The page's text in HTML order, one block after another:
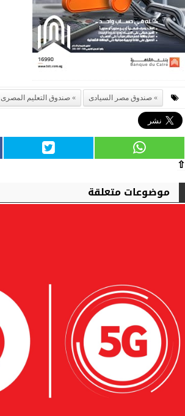
صندوق مصر السيادى صندوق التعليم المصرى
⇧
موضوعات متعلقة